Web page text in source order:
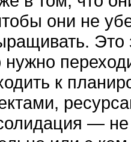
они не
Это
нужно
к
—